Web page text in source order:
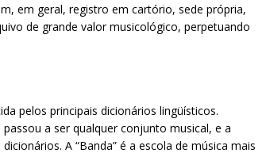
em geral, registro em cartório, sede própria,
de grande valor musicológico, perpetuando
pelos principais dicionários lingüísticos.
a ser qualquer conjunto musical, e a
A “Banda” é a escola de música mais